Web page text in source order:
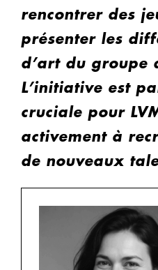
rencontrer des
présenter les
d’art du groupe
L’initiative est
cruciale pour
activement à
de nouveaux